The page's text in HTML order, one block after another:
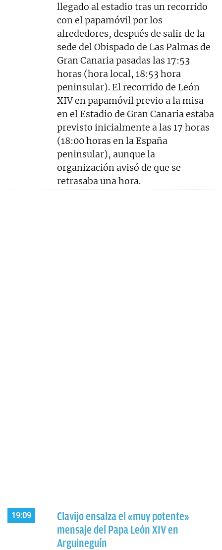
llegado al estadio tras un recorrido
con el papamóvil por los
alrededores, después de salir de la
sede del Obispado de Las Palmas de
Gran Canaria pasadas las 17:53
horas (hora local, 18:53 hora
peninsular). El recorrido de León
XIV en papamóvil previo a la misa
en el Estadio de Gran Canaria estaba
previsto inicialmente a las 17 horas
(18:00 horas en la España
peninsular), aunque la
organización avisó de que se
retrasaba una hora.
19:09
Clavijo ensalza el «muy potente»
mensaje del Papa León XIV en
Arguineguín